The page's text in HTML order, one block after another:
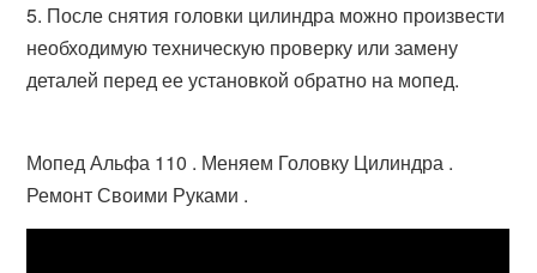
5. После снятия головки цилиндра можно произвести
необходимую техническую проверку или замену
деталей перед ее установкой обратно на мопед.
Мопед Альфа 110 . Меняем Головку Цилиндра .
Ремонт Своими Руками .